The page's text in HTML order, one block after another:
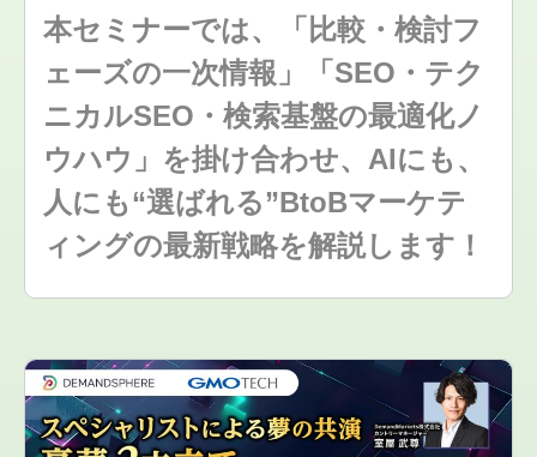
本セミナーでは、「比較・検討フ
ェーズの一次情報」「SEO・テク
ニカルSEO・検索基盤の最適化ノ
ウハウ」を掛け合わせ、AIにも、
人にも“選ばれる”BtoBマーケテ
ィングの最新戦略を解説します！